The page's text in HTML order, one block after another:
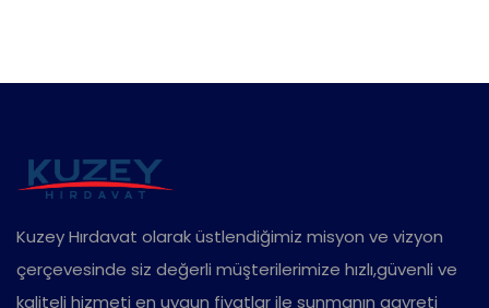
Kuzey Hırdavat olarak üstlendiğimiz misyon ve vizyon
çerçevesinde siz değerli müşterilerimize hızlı,güvenli ve
kaliteli hizmeti en uygun fiyatlar ile sunmanın gayreti